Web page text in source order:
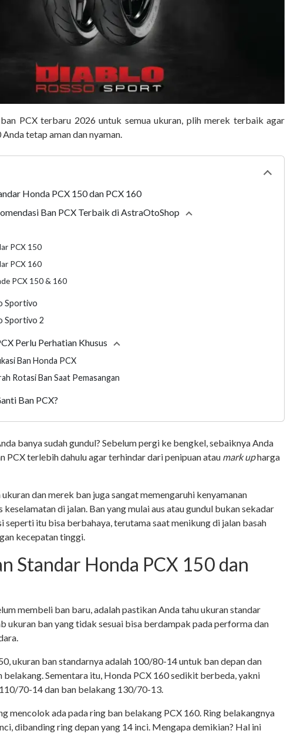
PCX terbaru 2026 untuk semua ukuran, plih merek terbaik agar
tetap aman dan nyaman.
Honda PCX 150 dan PCX 160
Ban PCX Terbaik di AstraOtoShop Collapse
PCX 150
PCX 160
PCX 150 & 160
Sportivo
Sportivo 2
Perlu Perhatian Khusus Collapse
Ban Honda PCX
Rotasi Ban Saat Pemasangan
Ban PCX?
banya sudah gundul? Sebelum pergi ke bengkel, sebaiknya Anda
PCX terlebih dahulu agar terhindar dari penipuan atau mark upharga
dan merek ban juga sangat memengaruhi kenyamanan
di jalan. Ban yang mulai aus atau gundul bukan sekadar
seperti itu bisa berbahaya, terutama saat menikung di jalan basah
kecepatan tinggi.
Standar Honda PCX 150 dan
membeli ban baru, adalah pastikan Anda tahu ukuran standar
ukuran ban yang tidak sesuai bisa berdampak pada performa dan
ukuran ban standarnya adalah 100/80-14 untuk ban depan dan
Sementara itu, Honda PCX 160 sedikit berbeda, yakni
70-14 dan ban belakang 130/70-13.
mencolok ada pada ring ban belakang PCX 160. Ring belakangnya
dibanding ring depan yang 14 inci. Mengapa demikian? Hal ini